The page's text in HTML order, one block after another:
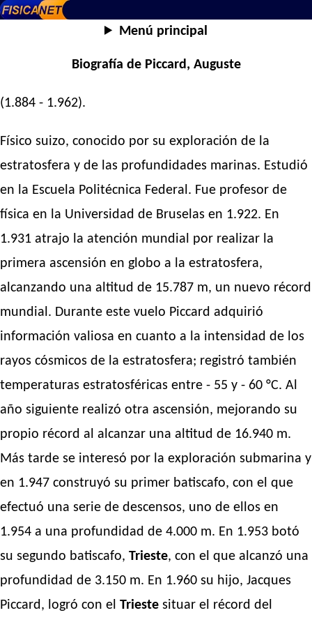
Menú principal
Biografía de Piccard, Auguste
(1.884 - 1.962).
Físico suizo, conocido por su exploración de la
estratosfera y de las profundidades marinas. Estudió
en la Escuela Politécnica Federal. Fue profesor de
física en la Universidad de Bruselas en 1.922. En
1.931 atrajo la atención mundial por realizar la
primera ascensión en globo a la estratosfera,
alcanzando una altitud de 15.787 m, un nuevo récord
mundial. Durante este vuelo Piccard adquirió
información valiosa en cuanto a la intensidad de los
rayos cósmicos de la estratosfera; registró también
temperaturas estratosféricas entre - 55 y - 60 °C. Al
año siguiente realizó otra ascensión, mejorando su
propio récord al alcanzar una altitud de 16.940 m.
Más tarde se interesó por la exploración submarina y
en 1.947 construyó su primer batiscafo, con el que
efectuó una serie de descensos, uno de ellos en
1.954 a una profundidad de 4.000 m. En 1.953 botó
su segundo batiscafo, Trieste, con el que alcanzó una
profundidad de 3.150 m. En 1.960 su hijo, Jacques
Piccard, logró con el Trieste situar el récord del